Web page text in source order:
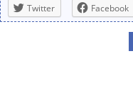
Twitter Facebook